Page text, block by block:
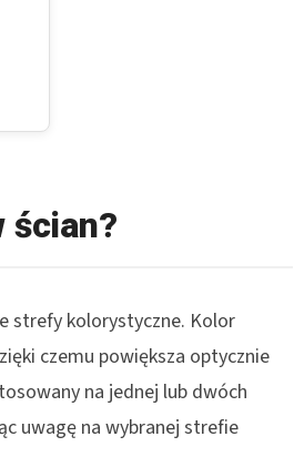
ścian?
strefy kolorystyczne. Kolor
czemu powiększa optycznie
na jednej lub dwóch
uwagę na wybranej strefie